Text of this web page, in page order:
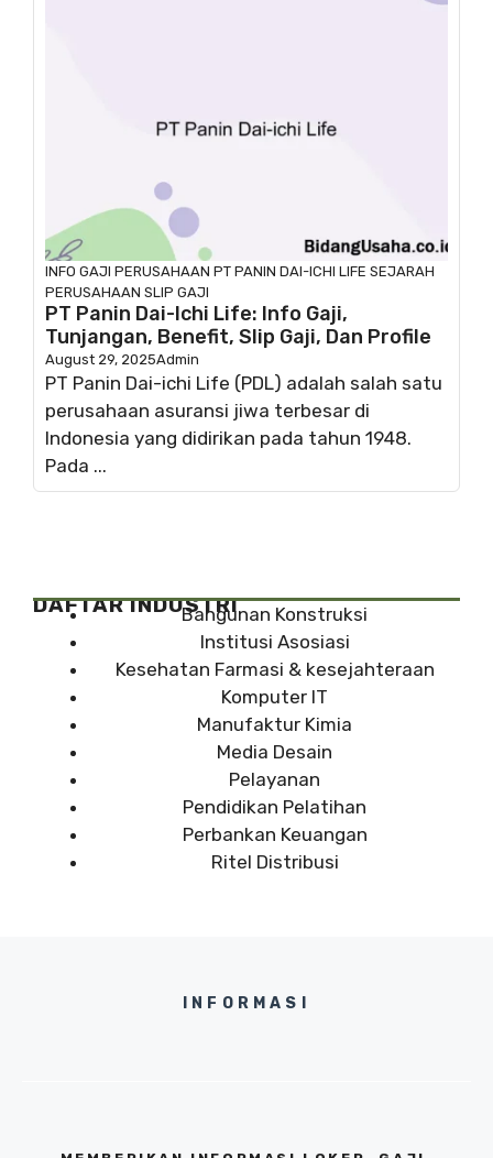
INFO GAJI PERUSAHAAN PT PANIN DAI-ICHI LIFE SEJARAH
PERUSAHAAN SLIP GAJI
PT Panin Dai-Ichi Life: Info Gaji,
Tunjangan, Benefit, Slip Gaji, Dan Profile
August 29, 2025Admin
PT Panin Dai-ichi Life (PDL) adalah salah satu
perusahaan asuransi jiwa terbesar di
Indonesia yang didirikan pada tahun 1948.
Pada ...
DAFTAR INDUSTRIBangunan Konstruksi
Institusi Asosiasi
Kesehatan Farmasi & kesejahteraan
Komputer IT
Manufaktur Kimia
Media Desain
Pelayanan
Pendidikan Pelatihan
Perbankan Keuangan
Ritel Distribusi
INFORMASI